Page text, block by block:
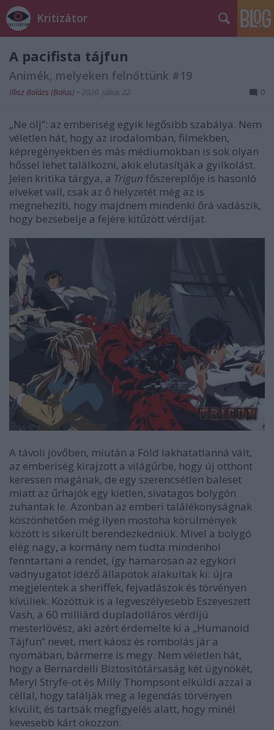
Kritizátor
A pacifista tájfun
Animék, melyeken felnőttünk #19
Illisz Balázs (Balus) • 2020. július 22. 0
„Ne ölj”: az emberiség egyik legősibb szabálya. Nem
véletlen hát, hogy az irodalomban, filmekben,
képregényekben és más médiumokban is sok olyan
hőssel lehet találkozni, akik elutasítják a gyilkolást.
Jelen kritika tárgya, a Trigun főszereplője is hasonló
elveket vall, csak az ő helyzetét még az is
megnehezíti, hogy majdnem mindenki őrá vadászik,
hogy bezsebelje a fejére kitűzött vérdíjat.
A távoli jövőben, miután a Föld lakhatatlanná vált,
az emberiség kirajzott a világűrbe, hogy új otthont
keressen magának, de egy szerencsétlen baleset
miatt az űrhajók egy kietlen, sivatagos bolygón
zuhantak le. Azonban az emberi találékonyságnak
köszönhetően még ilyen mostoha körülmények
között is sikerült berendezkedniük. Mivel a bolygó
elég nagy, a kormány nem tudta mindenhol
fenntartani a rendet, így hamarosan az egykori
vadnyugatot idéző állapotok alakultak ki: újra
megjelentek a sheriffek, fejvadászok és törvényen
kívüliek. Közöttük is a legveszélyesebb Eszeveszett
Vash, a 60 milliárd dupladolláros vérdíjú
mesterlövész, aki azért érdemelte ki a „Humanoid
Tájfun” nevet, mert káosz és rombolás jár a
nyomában, bármerre is megy. Nem véletlen hát,
hogy a Bernardelli Biztosítótársaság két ügynökét,
Meryl Stryfe-ot és Milly Thompsont elküldi azzal a
céllal, hogy találják meg a legendás törvényen
kívülit, és tartsák megfigyelés alatt, hogy minél
kevesebb kárt okozzon.